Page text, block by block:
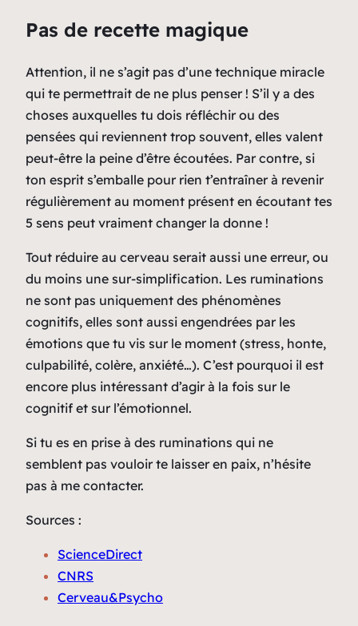
Pas de recette magique
Attention, il ne s’agit pas d’une technique miracle
qui te permettrait de ne plus penser ! S’il y a des
choses auxquelles tu dois réfléchir ou des
pensées qui reviennent trop souvent, elles valent
peut-être la peine d’être écoutées. Par contre, si
ton esprit s’emballe pour rien t’entraîner à revenir
régulièrement au moment présent en écoutant tes
5 sens peut vraiment changer la donne !
Tout réduire au cerveau serait aussi une erreur, ou
du moins une sur-simplification. Les ruminations
ne sont pas uniquement des phénomènes
cognitifs, elles sont aussi engendrées par les
émotions que tu vis sur le moment (stress, honte,
culpabilité, colère, anxiété…). C’est pourquoi il est
encore plus intéressant d’agir à la fois sur le
cognitif et sur l’émotionnel.
Si tu es en prise à des ruminations qui ne
semblent pas vouloir te laisser en paix, n’hésite
pas à me contacter.
Sources :
ScienceDirect
CNRS
Cerveau&Psycho